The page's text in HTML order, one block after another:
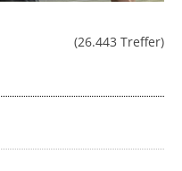
(26.443 Treffer)